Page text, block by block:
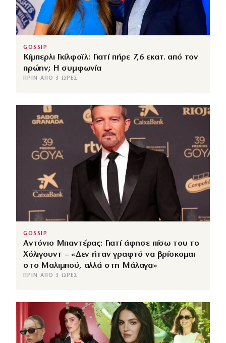
GOSSIP
Κίμπερλι Γκίλφοϊλ: Γιατί πήρε 7,6 εκατ. από τον
πρώην; Η συμφωνία
ΠΡΙΝ ΑΠΌ 3 ΏΡΕΣ
GOSSIP
Αντόνιο Μπαντέρας: Γιατί άφησε πίσω του το
Χόλιγουντ – «Δεν ήταν γραφτό να βρίσκομαι
στο Μαλιμπού, αλλά στη Μάλαγα»
ΠΡΙΝ ΑΠΌ 3 ΏΡΕΣ